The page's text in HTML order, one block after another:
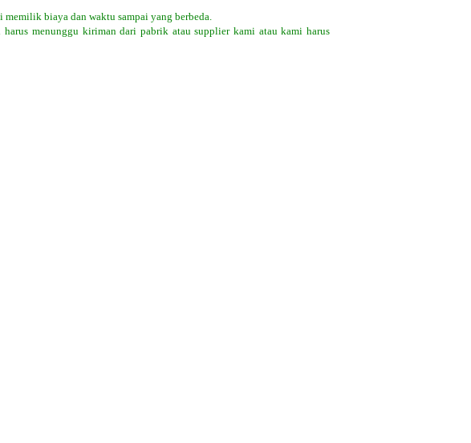
biaya dan waktu sampai yang berbeda.
menunggu kiriman dari pabrik atau supplier kami atau kami harus